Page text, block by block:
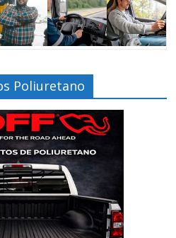
Poliuretano